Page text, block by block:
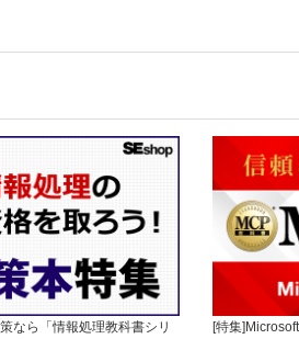
なら「情報処理教科書シリ
[特集